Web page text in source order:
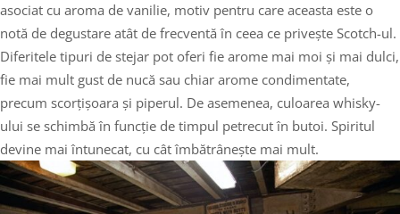
asociat cu aroma de vanilie, motiv pentru care aceasta este o
notă de degustare atât de frecventă în ceea ce privește Scotch-ul.
Diferitele tipuri de stejar pot oferi fie arome mai moi și mai dulci,
fie mai mult gust de nucă sau chiar arome condimentate,
precum scorțișoara și piperul. De asemenea, culoarea whisky-
ului se schimbă în funcție de timpul petrecut în butoi. Spiritul
devine mai întunecat, cu cât îmbătrânește mai mult.